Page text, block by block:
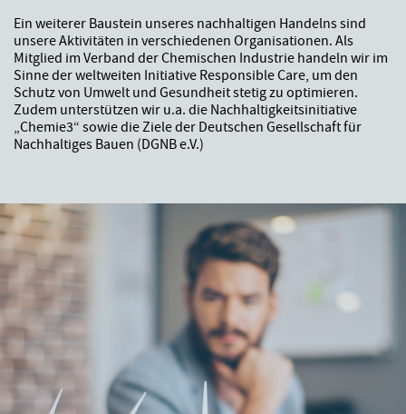
Ein weiterer Baustein unseres nachhaltigen Handelns sind
unsere Aktivitäten in verschiedenen Organisationen. Als
Mitglied im Verband der Chemischen Industrie handeln wir im
Sinne der weltweiten Initiative Responsible Care, um den
Schutz von Umwelt und Gesundheit stetig zu optimieren.
Zudem unterstützen wir u.a. die Nachhaltigkeitsinitiative
„Chemie3“ sowie die Ziele der Deutschen Gesellschaft für
Nachhaltiges Bauen (DGNB e.V.)